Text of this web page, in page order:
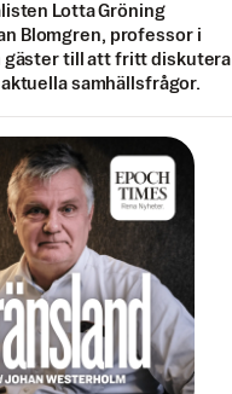
Lotta Gröning
Blomgren, professor i
gäster till att fritt diskutera
samhällsfrågor.